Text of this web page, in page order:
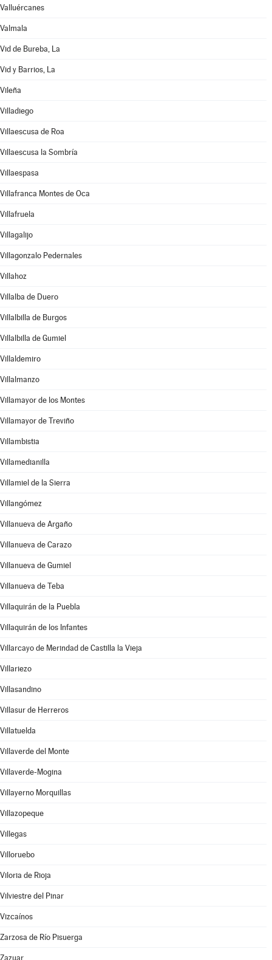
Valluércanes
Valmala
Vid de Bureba, La
Vid y Barrios, La
Vileña
Villadiego
Villaescusa de Roa
Villaescusa la Sombría
Villaespasa
Villafranca Montes de Oca
Villafruela
Villagalijo
Villagonzalo Pedernales
Villahoz
Villalba de Duero
Villalbilla de Burgos
Villalbilla de Gumiel
Villaldemiro
Villalmanzo
Villamayor de los Montes
Villamayor de Treviño
Villambistia
Villamedianilla
Villamiel de la Sierra
Villangómez
Villanueva de Argaño
Villanueva de Carazo
Villanueva de Gumiel
Villanueva de Teba
Villaquirán de la Puebla
Villaquirán de los Infantes
Villarcayo de Merindad de Castilla la Vieja
Villariezo
Villasandino
Villasur de Herreros
Villatuelda
Villaverde del Monte
Villaverde-Mogina
Villayerno Morquillas
Villazopeque
Villegas
Villoruebo
Viloria de Rioja
Vilviestre del Pinar
Vizcaínos
Zarzosa de Río Pisuerga
Zazuar